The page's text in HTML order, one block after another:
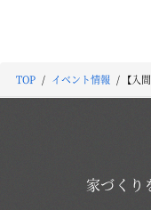
TOP イベント情報 【入
家づくり